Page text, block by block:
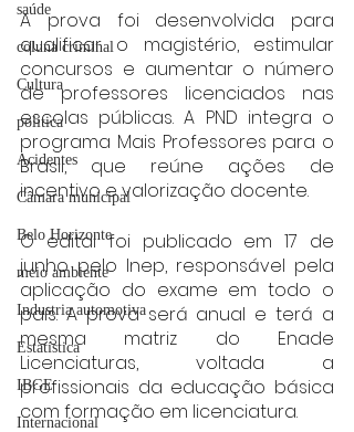
saúde
coluna criminal
Cultura
politica
Acidentes
Câmara municipal
Belo Horizonte
meio ambiente
Industria automotiva
Estatística
IBGE
Internacional
A prova foi desenvolvida para
qualificar o magistério, estimular
concursos e aumentar o número
de professores licenciados nas
escolas públicas. A PND integra o
programa Mais Professores para o
Brasil, que reúne ações de
incentivo e valorização docente.
O edital foi publicado em 17 de
junho pelo Inep, responsável pela
aplicação do exame em todo o
país. A prova será anual e terá a
mesma matriz do Enade
Licenciaturas, voltada a
profissionais da educação básica
com formação em licenciatura.